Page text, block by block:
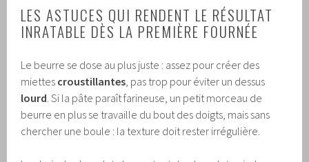
LES ASTUCES QUI RENDENT LE RÉSULTAT
INRATABLE DÈS LA PREMIÈRE FOURNÉE
Le beurre se dose au plus juste : assez pour créer des
miettes croustillantes , pas trop pour éviter un dessus
lourd . Si la pâte paraît farineuse, un petit morceau de
beurre en plus se travaille du bout des doigts, mais sans
chercher une boule : la texture doit rester irrégulière.